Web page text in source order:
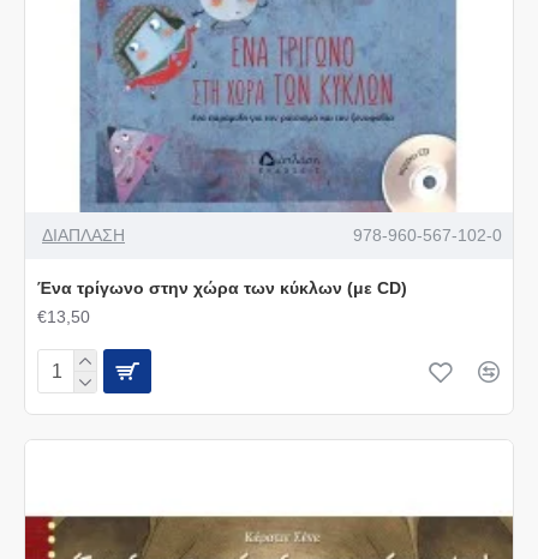
ΔΙΑΠΛΑΣΗ 978-960-567-102-0
Ένα τρίγωνο στην χώρα των κύκλων (με CD)
€13,50